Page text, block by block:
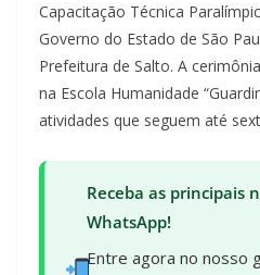
Capacitação Técnica
Governo do Estado de São
Prefeitura de Salto. A
na Escola Humanidade
atividades que seguem até
Receba as principais
WhatsApp!
Entre agora no nosso